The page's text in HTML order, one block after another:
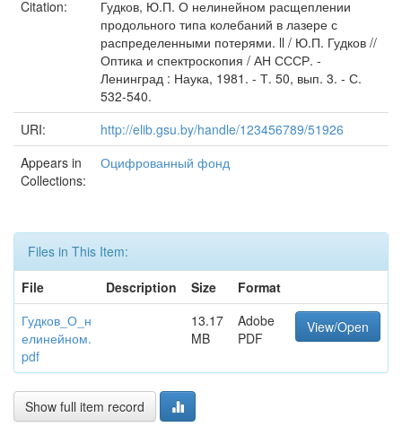
Citation:
Гудков, Ю.П. О нелинейном расщеплении
продольного типа колебаний в лазере с
распределенными потерями. ll / Ю.П. Гудков //
Оптика и спектроскопия / АН СССР. -
Ленинград : Наука, 1981. - Т. 50, вып. 3. - С.
532-540.
URI:
http://elib.gsu.by/handle/123456789/51926
Appears in
Collections:
Оцифрованный фонд
Files in This Item:
File
Description Size
Format
Гудков_О_н
елинейном.
pdf
13.17
MB
Adobe
PDF
View/Open
Show full item record